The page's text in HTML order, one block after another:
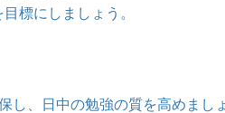
標にしましょう。
、日中の勉強の質を高めまし